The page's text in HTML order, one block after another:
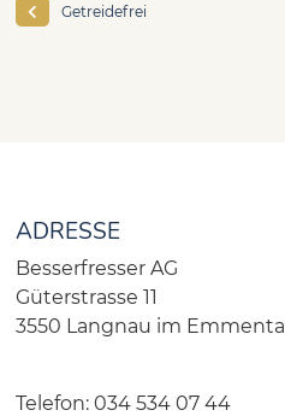
Getreidefrei
ADRESSE
Besserfresser AG
Güterstrasse 11
3550 Langnau im Emmental
Telefon: 034 534 07 44